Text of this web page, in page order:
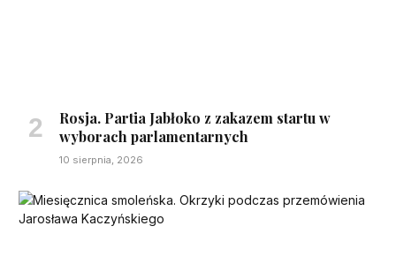
Rosja. Partia Jabłoko z zakazem startu w
wyborach parlamentarnych
10 sierpnia, 2026